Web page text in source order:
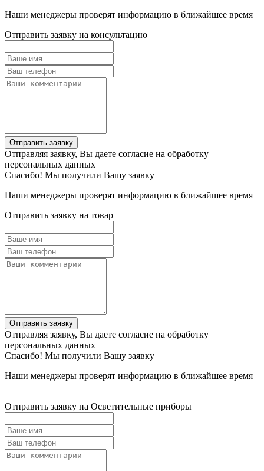
Наши менеджеры проверят информацию в ближайшее время
Отправить заявку на консультацию
Отправить заявку
Отправляя заявку, Вы даете согласие на обработку
персональных данных
Спасибо! Мы получили Вашу заявку
Наши менеджеры проверят информацию в ближайшее время
Отправить заявку на товар
Отправить заявку
Отправляя заявку, Вы даете согласие на обработку
персональных данных
Спасибо! Мы получили Вашу заявку
Наши менеджеры проверят информацию в ближайшее время
Отправить заявку на Осветительные приборы